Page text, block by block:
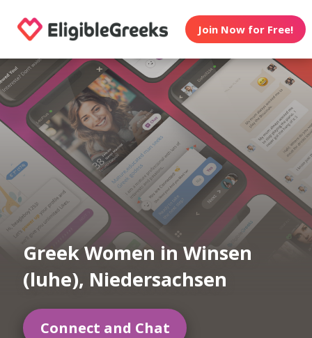
Join Now for Free!
Greek Women in Winsen
(luhe), Niedersachsen
Connect and Chat